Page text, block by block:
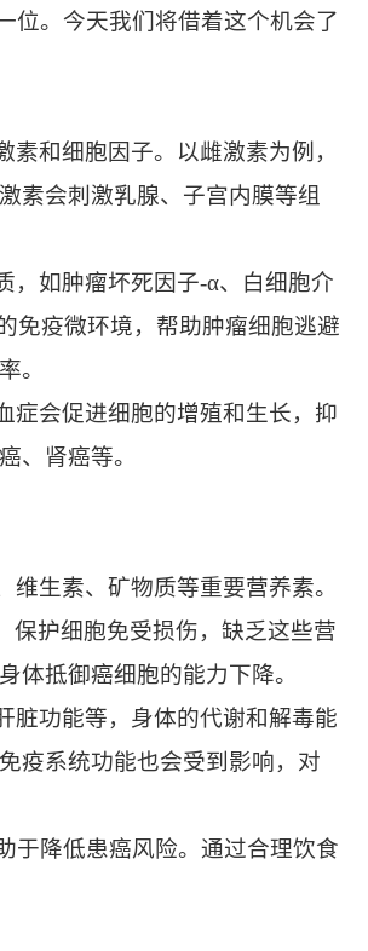
位。今天我们将借着这个机会了
和细胞因子。以雌激素为例，
素会刺激乳腺、子宫内膜等组
，如肿瘤坏死因子-α、白细胞介
免疫微环境，帮助肿瘤细胞逃避
。
症会促进细胞的增殖和生长，抑
、肾癌等。
生素、矿物质等重要营养素。
保护细胞免受损伤，缺乏这些营
体抵御癌细胞的能力下降。
脏功能等，身体的代谢和解毒能
疫系统功能也会受到影响，对
于降低患癌风险。通过合理饮食